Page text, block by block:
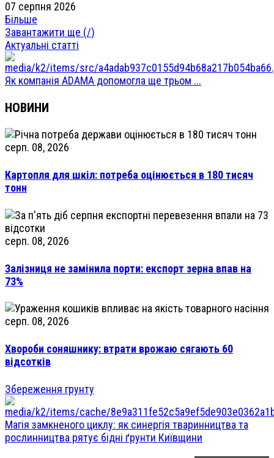
07 серпня 2026
Більше
Завантажити ще (/)
Актуальні статті
Як компанія ADAMA допомогла ще трьом ...
НОВИНИ
серп. 08, 2026
Картопля для шкіл: потреба оцінюється в 180 тисяч
тонн
серп. 08, 2026
Залізниця не замінила порти: експорт зерна впав на
73%
серп. 08, 2026
Хвороби соняшнику: втрати врожаю сягають 60
відсотків
Збереження грунту
Магія замкненого циклу: як синергія тваринництва та
рослинництва рятує бідні ґрунти Київщини